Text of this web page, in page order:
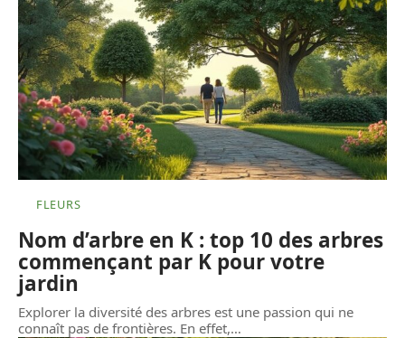
FLEURS
Nom d’arbre en K : top 10 des arbres
commençant par K pour votre
jardin
Explorer la diversité des arbres est une passion qui ne
connaît pas de frontières. En effet,…